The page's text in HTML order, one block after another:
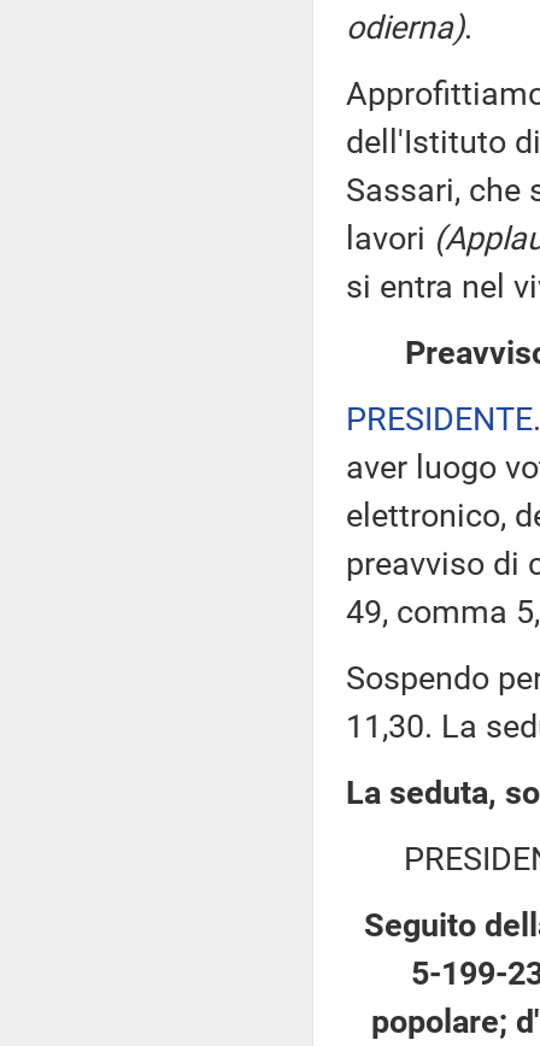
odierna).
dell'Istituto
Sassari, che
lavori
si entra nel
PRESIDENTE
aver luogo
elettronico,
preavviso di
49, comma
Sospendo
11,30. La
La seduta,
Seguito
5-199-
popolare;